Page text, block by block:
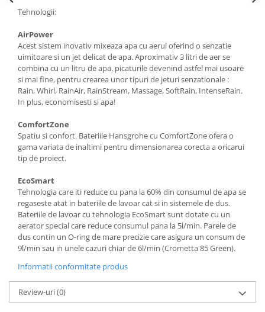
Tehnologii:
AirPower
Acest sistem inovativ mixeaza apa cu aerul oferind o senzatie
uimitoare si un jet delicat de apa. Aproximativ 3 litri de aer se
combina cu un litru de apa, picaturile devenind astfel mai usoare
si mai fine, pentru crearea unor tipuri de jeturi senzationale :
Rain, Whirl, RainAir, RainStream, Massage, SoftRain, IntenseRain.
In plus, economisesti si apa!
ComfortZone
Spatiu si confort. Bateriile Hansgrohe cu ComfortZone ofera o
gama variata de inaltimi pentru dimensionarea corecta a oricarui
tip de proiect.
EcoSmart
Tehnologia care iti reduce cu pana la 60% din consumul de apa se
regaseste atat in bateriile de lavoar cat si in sistemele de dus.
Bateriile de lavoar cu tehnologia EcoSmart sunt dotate cu un
aerator special care reduce consumul pana la 5l/min. Parele de
dus contin un O-ring de mare precizie care asigura un consum de
9l/min sau in unele cazuri chiar de 6l/min (Crometta 85 Green).
Informatii conformitate produs
Review-uri(0)